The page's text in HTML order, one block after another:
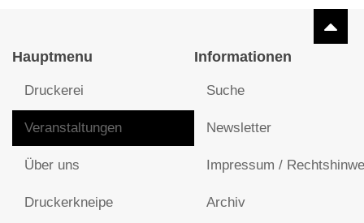
Hauptmenu
Druckerei
Veranstaltungen
Über uns
Druckerkneipe
Informationen
Suche
Newsletter
Impressum /
Archiv